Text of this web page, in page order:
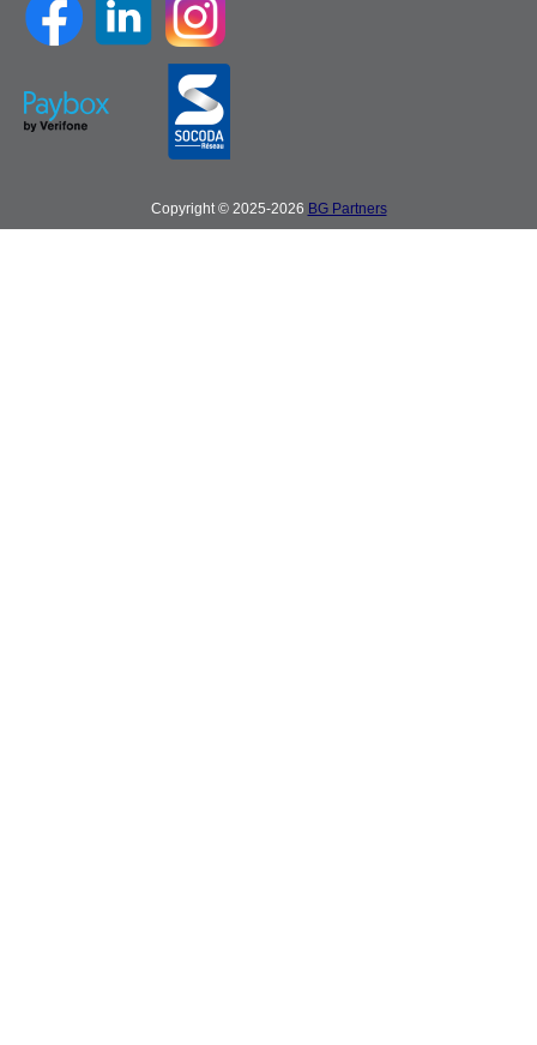
Copyright © 2025-2026 BG Partners